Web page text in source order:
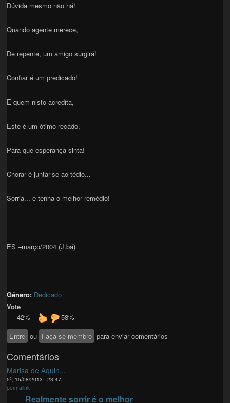
Dúvida mesmo não há!
Quando agente merece,
De repente, um amigo surgirá!
Confiar é um predicado!
E quem nisto acredita,
Este é um ótimo recado,
Para que esperança sinta!
Chorar é juntar-se ao tédio...
Sorria... e tenha o melhor remédio!
ES –março/2004 (J.bá)
Género: Dedicado
Vote
42%
58%
Entre ou Faça-se membro para enviar comentários
Comentários
Marisa de Aquin...
5ª, 15/08/2013 - 23:47
permalink
Realmente sorrir é o melhor